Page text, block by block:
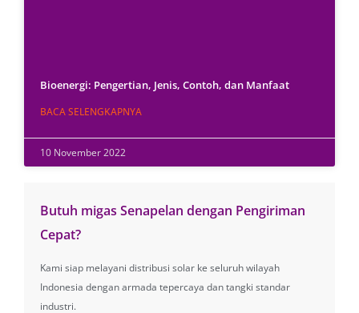
Bioenergi: Pengertian, Jenis, Contoh, dan Manfaat
BACA SELENGKAPNYA
10 November 2022
Butuh migas Senapelan dengan Pengiriman
Cepat?
Kami siap melayani distribusi solar ke seluruh wilayah
Indonesia dengan armada tepercaya dan tangki standar
industri.